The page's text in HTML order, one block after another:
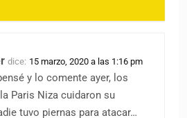
dice: 15 marzo, 2020 a las 1:16 pm
y lo comente ayer, los
Paris Niza cuidaron su
tuvo piernas para atacar…